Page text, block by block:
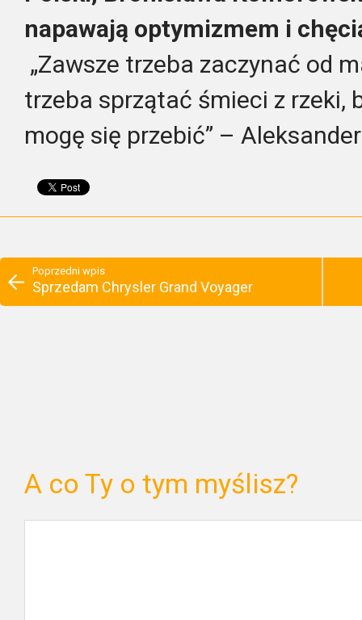
napawają optymizmem i
„Zawsze trzeba zaczynać od
trzeba sprzątać śmieci z rzeki,
mogę się przebić” –
Poprzedni wpis
Sprzedam Chrysler Grand Voyager
A co Ty o tym myślisz?